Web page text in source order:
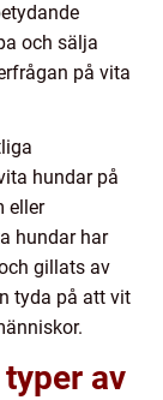
och sälja
på vita
hundar på
eller
hundar har
gillats av
tyda på att vit
av